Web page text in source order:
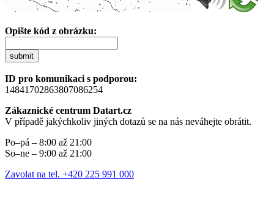
Opište kód z obrázku:
submit
ID pro komunikaci s podporou:
14841702863807086254
Zákaznické centrum Datart.cz
V případě jakýchkoliv jiných dotazů se na nás neváhejte obrátit.
Po–pá – 8:00 až 21:00
So–ne – 9:00 až 21:00
Zavolat na tel. +420 225 991 000